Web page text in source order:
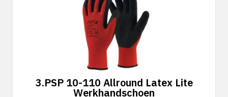
3.PSP 10-110 Allround Latex Lite
Werkhandschoen